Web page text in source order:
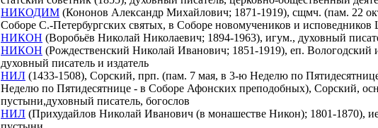
НИКОДИМ (Кононов Александр Михайлович; 1871-1919), сщмч. (пам. 22
Соборе С.-Петербургских святых, в Соборе новомучеников и
НИКОН (Воробьёв Николай Николаевич; 1894-1963), игум., духовный
НИКОН (Рождественский Николай Иванович; 1851-1919), еп. Вологодский
духовный писатель и издатель
НИЛ (1433-1508), Сорский, прп. (пам. 7 мая, в 3-ю Неделю по
Неделю по Пятидесятнице - в Соборе Афонских преподобных), Сорский,
пустыни,духовный писатель, богослов
НИЛ (Прихудайлов Николай Иванович (в монашестве Никон); 1801-1870),